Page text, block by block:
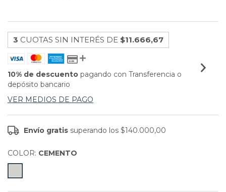
3 CUOTAS SIN INTERÉS DE $11.666,67
10% de descuento pagando con Transferencia o
depósito bancario
VER MEDIOS DE PAGO
Envío gratis superando los$140.000,00
COLOR: CEMENTO